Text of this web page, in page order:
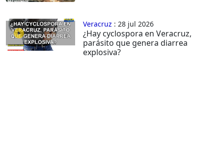
Veracruz : 28 jul 2026
¿Hay cyclospora en Veracruz,
parásito que genera diarrea
explosiva?